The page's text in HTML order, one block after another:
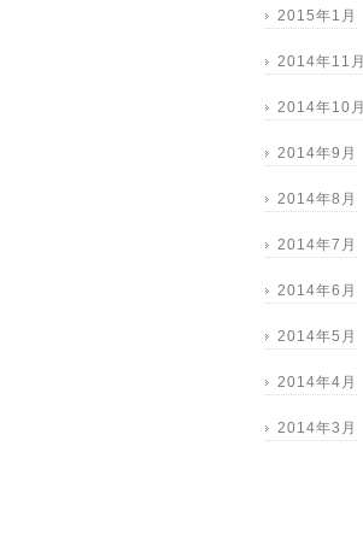
2015年1月
2014年11月
2014年10月
2014年9月
2014年8月
2014年7月
2014年6月
2014年5月
2014年4月
2014年3月